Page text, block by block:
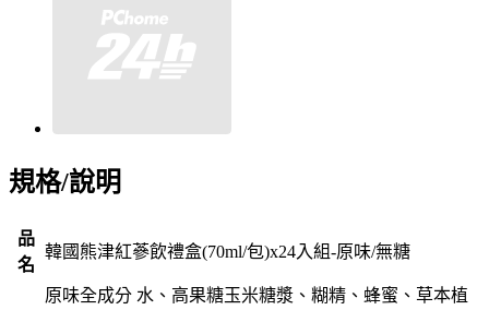
規格/說明
品
名
韓國熊津紅蔘飲禮盒(70ml/包)x24入組-原味/無糖
原味全成分 水、高果糖玉米糖漿、糊精、蜂蜜、草本植